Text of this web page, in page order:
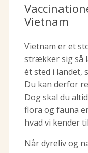
Vietnam
Vietnam er et
strækker sig så
ét sted i landet,
Du kan derfor
Dog skal du
flora og fauna
hvad vi kender
Når dyreliv og